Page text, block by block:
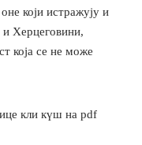
који истражују и
и Херцеговини,
која се не може
кли күш на pdf